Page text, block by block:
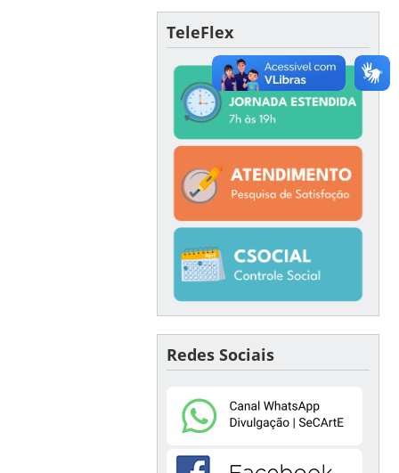
TeleFlex
Redes Sociais